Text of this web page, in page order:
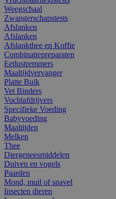
Weegschaal
Zwangerschapstests
Afslanken
Afslanken
Afslankthee en Koffie
Combinatiepreparaten
Eetlustremmers
Maaltijdvervanger
Platte Buik
Vet Binders
Vochtafdrijvers
Specifieke Voeding
Babyvoeding
Maaltijden
Melken
Thee
Diergeneesmiddelen
Duiven en vogels
Paarden
Mond, muil of snavel
Insecten dieren